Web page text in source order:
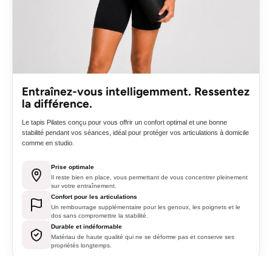
Entraînez-vous intelligemment. Ressentez
la différence.
Le tapis Pilates conçu pour vous offrir un confort optimal et une bonne
stabilité pendant vos séances, idéal pour protéger vos articulations à domicile
comme en studio.
Prise optimale
Il reste bien en place, vous permettant de vous concentrer pleinement
sur votre entraînement.
Confort pour les articulations
Un rembourrage supplémentaire pour les genoux, les poignets et le
dos sans compromettre la stabilité.
Durable et indéformable
Matériau de haute qualité qui ne se déforme pas et conserve ses
propriétés longtemps.